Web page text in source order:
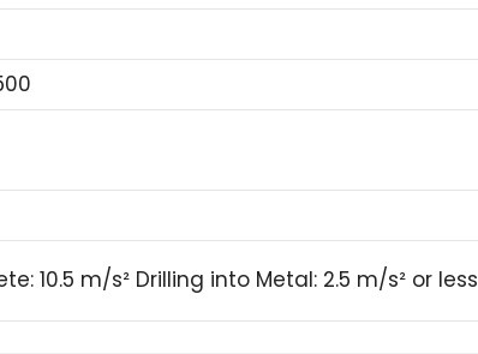
10.5 m/s² Drilling into Metal: 2.5 m/s² or less